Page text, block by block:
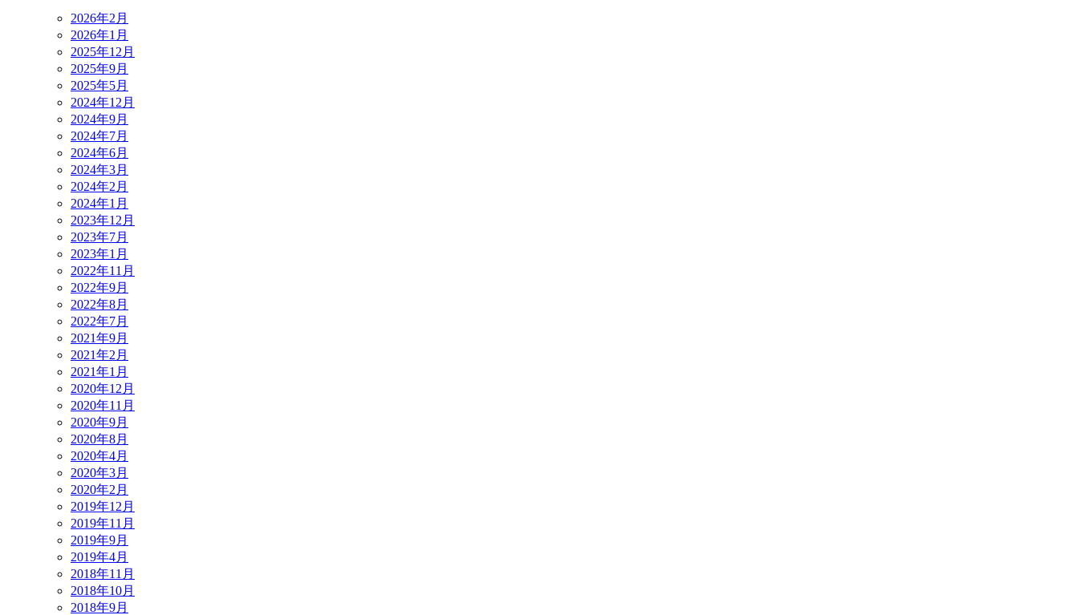
2026年2月
2026年1月
2025年12月
2025年9月
2025年5月
2024年12月
2024年9月
2024年7月
2024年6月
2024年3月
2024年2月
2024年1月
2023年12月
2023年7月
2023年1月
2022年11月
2022年9月
2022年8月
2022年7月
2021年9月
2021年2月
2021年1月
2020年12月
2020年11月
2020年9月
2020年8月
2020年4月
2020年3月
2020年2月
2019年12月
2019年11月
2019年9月
2019年4月
2018年11月
2018年10月
2018年9月